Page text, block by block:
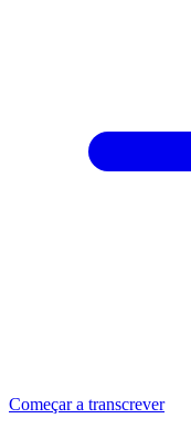
Começar a transcrever